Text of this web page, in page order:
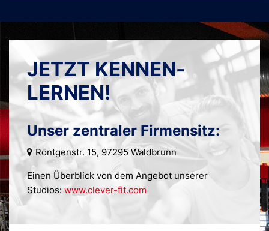
JETZT KENNEN­
LERNEN!
Unser zentraler Firmensitz:
Röntgenstr. 15, 97295 Waldbrunn
Einen Überblick von dem Angebot unserer
Studios: www.clever-fit.com